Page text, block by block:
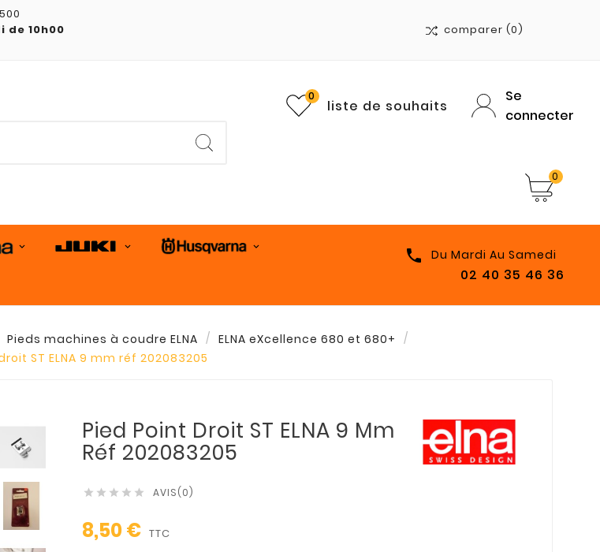
de 10h00
comparer (0)
liste de souhaits
0
Se
connecter
0
 Du Mardi Au Samedi
02 40 35 46 36
Pieds machines à coudre ELNA
ELNA eXcellence 680 et 680+
ST ELNA 9 mm réf 202083205
Pied Point Droit ST ELNA 9 Mm
Réf 202083205
     AVIS(0)
8,50 € TTC